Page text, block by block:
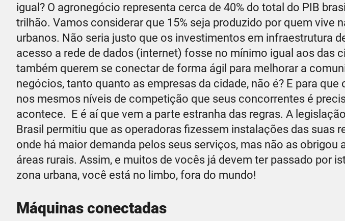
igual? O agronegócio representa cerca de 40% do total do PIB
trilhão. Vamos considerar que 15% seja produzido por quem vive
urbanos. Não seria justo que os investimentos em infraestrutura
acesso a rede de dados (internet) fosse no mínimo igual aos das
também querem se conectar de forma ágil para melhorar a
negócios, tanto quanto as empresas da cidade, não é? E para
nos mesmos níveis de competição que seus concorrentes é
acontece. E é aí que vem a parte estranha das regras. A
Brasil permitiu que as operadoras fizessem instalações das suas
onde há maior demanda pelos seus serviços, mas não as obrigou
áreas rurais. Assim, e muitos de vocês já devem ter passado por
zona urbana, você está no limbo, fora do mundo!
Máquinas conectadas